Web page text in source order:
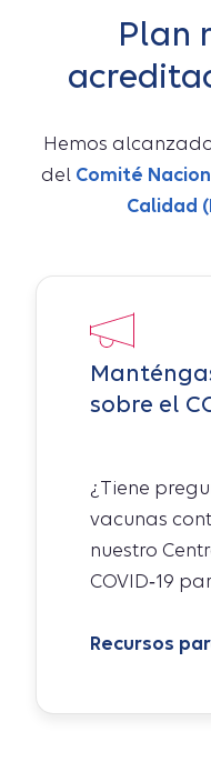
Plan
Hemos
del Comité
Calidad
sobre el
¿Tiene
vacunas
nuestro
COVID‑19
Recursos